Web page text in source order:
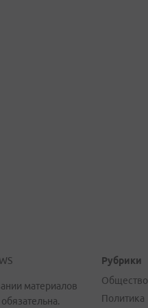
материалов
Рубрики
Общество
Политика